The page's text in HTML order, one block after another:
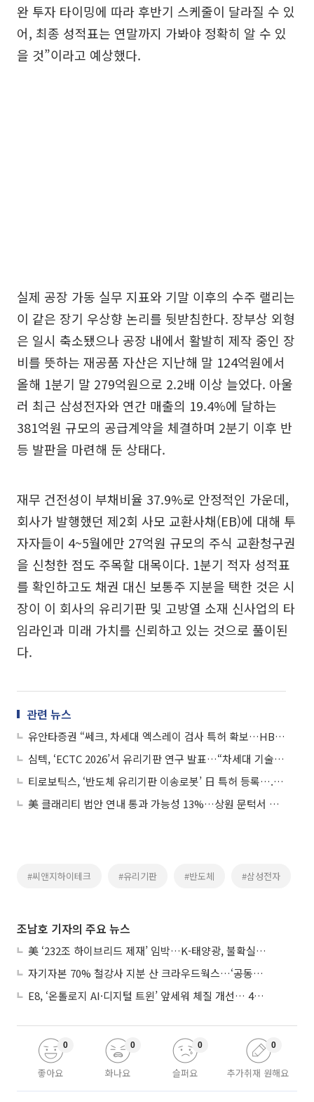
완 투자 타이밍에 따라 후반기 스케줄이 달라질 수 있
어, 최종 성적표는 연말까지 가봐야 정확히 알 수 있
을 것”이라고 예상했다.
실제 공장 가동 실무 지표와 기말 이후의 수주 랠리는
이 같은 장기 우상향 논리를 뒷받침한다. 장부상 외형
은 일시 축소됐으나 공장 내에서 활발히 제작 중인 장
비를 뜻하는 재공품 자산은 지난해 말 124억원에서
올해 1분기 말 279억원으로 2.2배 이상 늘었다. 아울
러 최근 삼성전자와 연간 매출의 19.4%에 달하는
381억원 규모의 공급계약을 체결하며 2분기 이후 반
등 발판을 마련해 둔 상태다.
재무 건전성이 부채비율 37.9%로 안정적인 가운데,
회사가 발행했던 제2회 사모 교환사채(EB)에 대해 투
자자들이 4~5월에만 27억원 규모의 주식 교환청구권
을 신청한 점도 주목할 대목이다. 1분기 적자 성적표
를 확인하고도 채권 대신 보통주 지분을 택한 것은 시
장이 이 회사의 유리기판 및 고방열 소재 신사업의 타
임라인과 미래 가치를 신뢰하고 있는 것으로 풀이된
다.
관련 뉴스
유안타증권 “쎄크, 차세대 엑스레이 검사 특허 확보…HBM·유리기판·방산 신성장축”
심텍, ‘ECTC 2026’서 유리기판 연구 발표…“차세대 기술 동향 모니터링 및 대응”
티로보틱스, ‘반도체 유리기판 이송로봇’ 日 특허 등록….HBMㆍ첨단 패키징 시장 공략
美 클래리티 법안 연내 통과 가능성 13%…상원 문턱서 제동
#씨앤지하이테크 #유리기판 #반도체 #삼성전자
조남호 기자의 주요 뉴스
美 ‘232조 하이브리드 제재’ 임박…K-태양광, 불확실성 털고 날개 다나
자기자본 70% 철강사 지분 산 크라우드웍스…‘공동경영’으로 AI 시너지 낼까
E8, ‘온톨로지 AI·디지털 트윈’ 앞세워 체질 개선… 4분기 흑자전환 총력
좋아요
0
화나요
0
슬퍼요
0
추가취재 원해요
0